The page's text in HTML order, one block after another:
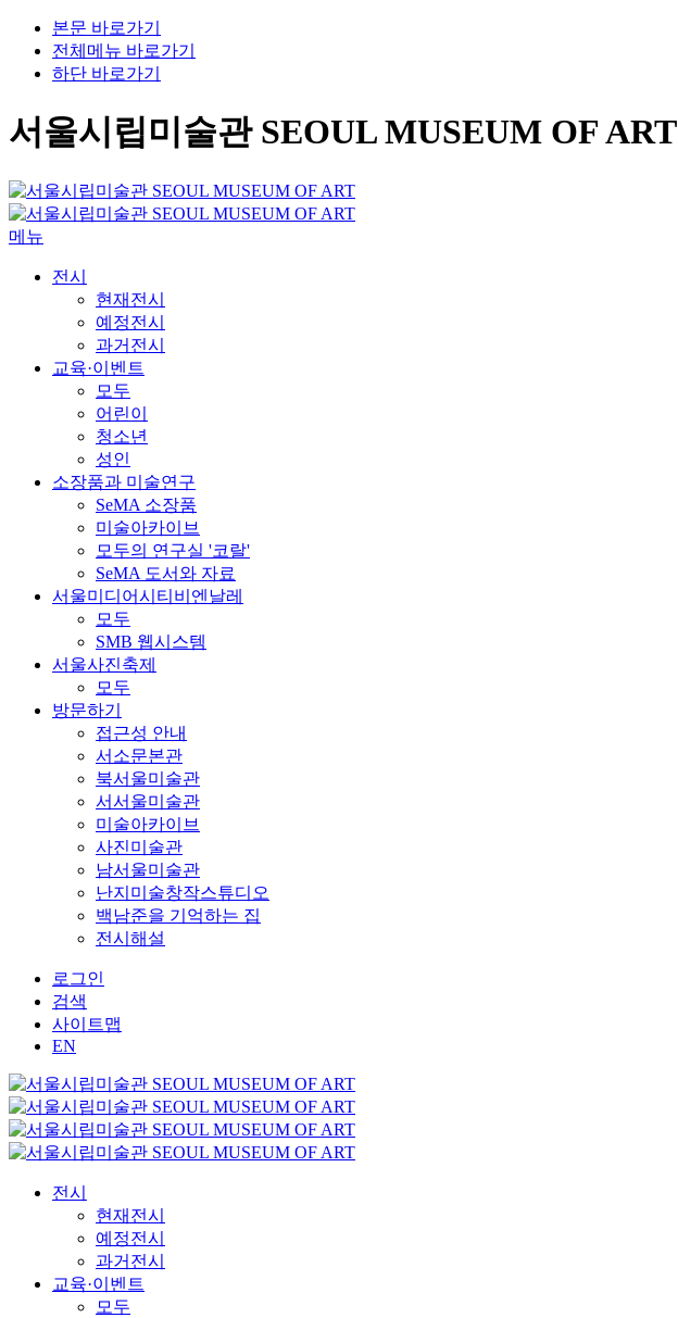
본문 바로가기
전체메뉴 바로가기
하단 바로가기
서울시립미술관 SEOUL MUSEUM OF ART
메뉴
전시
현재전시
예정전시
과거전시
교육·이벤트
모두
어린이
청소년
성인
소장품과 미술연구
SeMA 소장품
미술아카이브
모두의 연구실 '코랄'
SeMA 도서와 자료
서울미디어시티비엔날레
모두
SMB 웹시스템
서울사진축제
모두
방문하기
접근성 안내
서소문본관
북서울미술관
서서울미술관
미술아카이브
사진미술관
남서울미술관
난지미술창작스튜디오
백남준을 기억하는 집
전시해설
로그인
검색
사이트맵
EN
전시
현재전시
예정전시
과거전시
교육·이벤트
모두